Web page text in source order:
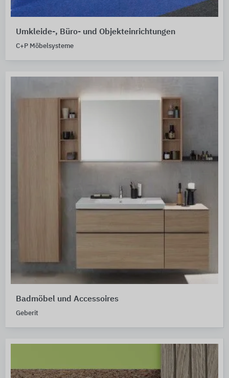
Umkleide-, Büro- und Objekteinrichtungen
C+P Möbelsysteme
Badmöbel und Accessoires
Geberit